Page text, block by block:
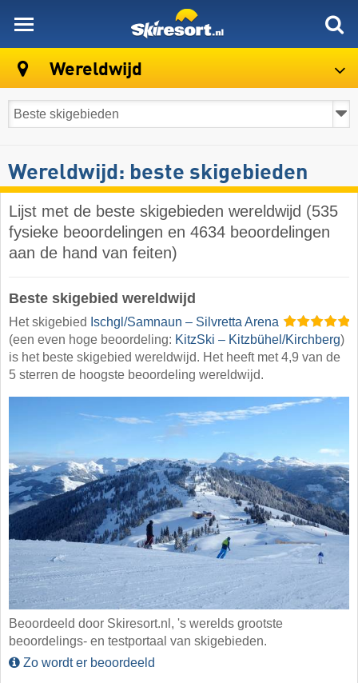
Wereldwijd
Wereldwijd: beste skigebieden
Lijst met de beste skigebieden wereldwijd (535
fysieke beoordelingen en 4634 beoordelingen
aan de hand van feiten)
Beste skigebied wereldwijd
Het skigebied Ischgl/​Samnaun – Silvretta Arena
(een even hoge beoordeling: KitzSki – Kitzbühel/​Kirchberg)
is het beste skigebied wereldwijd. Het heeft met 4,9 van de
5 sterren de hoogste beoordeling wereldwijd.
Beoordeeld door Skiresort.nl, 's werelds grootste
beoordelings- en testportaal van skigebieden.
Zo wordt er beoordeeld